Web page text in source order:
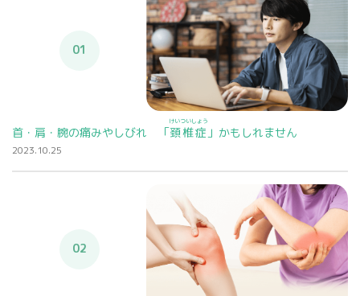
01
首・肩・腕の痛みやしびれ 「頚椎症
けいついしょう
」かもしれません
2023.10.25
02